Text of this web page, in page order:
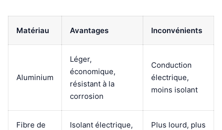
Matériau Avantages Inconvénients
Aluminium
Léger,
économique,
résistant à la
corrosion
Conduction
électrique,
moins isolant
Fibre de
Isolant électrique,
Plus lourd, plus